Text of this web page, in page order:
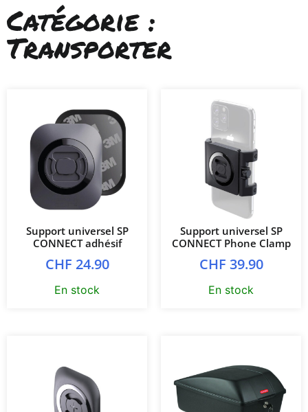
Catégorie :
Transporter
Support universel SP
CONNECT adhésif
CHF 24.90
En stock
Support universel SP
CONNECT Phone Clamp
CHF 39.90
En stock